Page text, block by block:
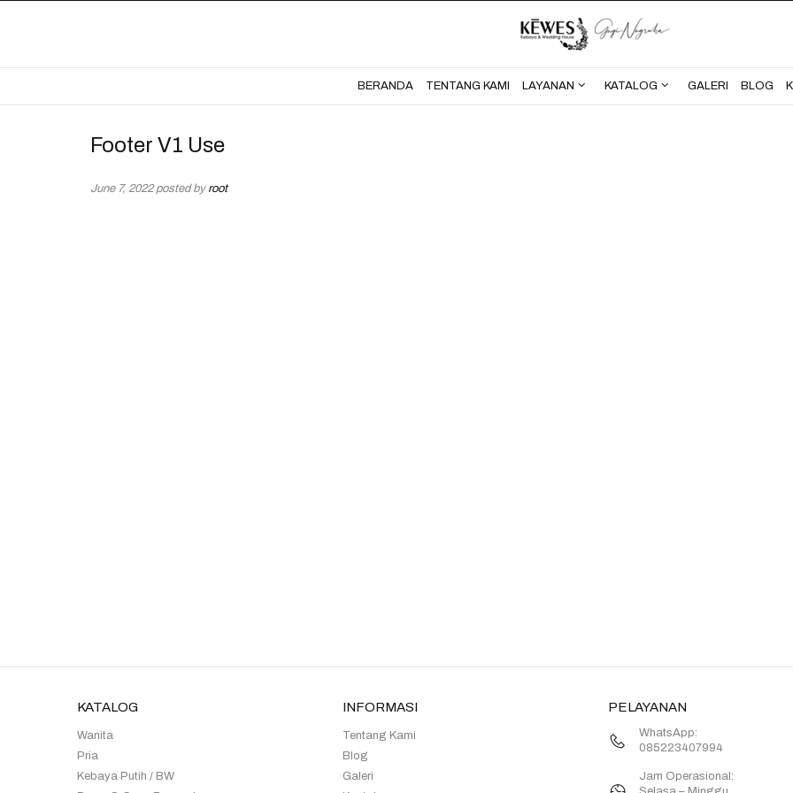
BERANDA
BERANDA TENTANG KAMI LAYANAN KATALOG GALERI BLOG
Footer V1 Use
June 7, 2022 posted by root
KATALOG
Wanita
Pria
Kebaya Putih / BW
INFORMASI
Tentang Kami
Blog
Galeri
PELAYANAN
WhatsApp:
085223407994
Jam Operasional: